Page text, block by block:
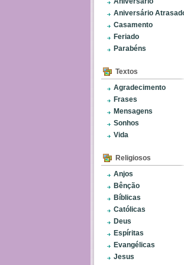
Aniversário
Casamento
Feriado
Parabéns
Textos
Agradecimento
Frases
Mensagens
Sonhos
Vida
Religiosos
Anjos
Bênção
Bíblicas
Católicas
Deus
Espíritas
Evangélicas
Jesus